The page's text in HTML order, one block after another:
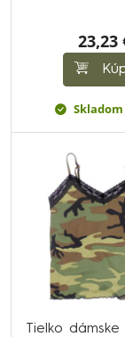
23,23
Skladom
Tielko dámske